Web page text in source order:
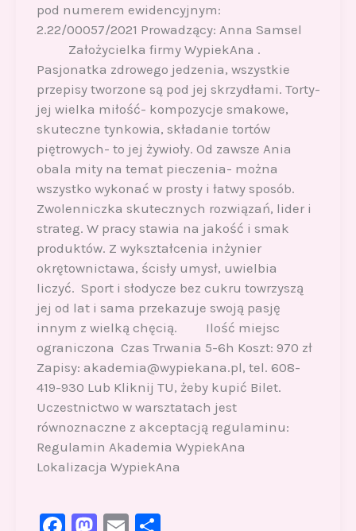
pod numerem ewidencyjnym:
2.22/00057/2021 Prowadzący: Anna Samsel
Założycielka firmy WypiekAna .
Pasjonatka zdrowego jedzenia, wszystkie
przepisy tworzone są pod jej skrzydłami. Torty-
jej wielka miłość- kompozycje smakowe,
skuteczne tynkowia, składanie tortów
piętrowych- to jej żywioły. Od zawsze Ania
obala mity na temat pieczenia- można
wszystko wykonać w prosty i łatwy sposób.
Zwolenniczka skutecznych rozwiązań, lider i
strateg. W pracy stawia na jakość i smak
produktów. Z wykształcenia inżynier
okrętownictawa, ścisły umysł, uwielbia
liczyć. Sport i słodycze bez cukru towrzyszą
jej od lat i sama przekazuje swoją pasję
innym z wielką chęcią. Ilość miejsc
ograniczona Czas Trwania 5-6h Koszt: 970 zł
Zapisy: akademia@wypiekana.pl, tel. 608-
419-930 Lub Kliknij TU, żeby kupić Bilet.
Uczestnictwo w warsztatach jest
równoznaczne z akceptacją regulaminu:
Regulamin Akademia WypiekAna
Lokalizacja WypiekAna